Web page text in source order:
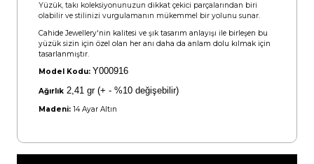
Yüzük, takı koleksiyonunuzun dikkat çekici parçalarından biri
olabilir ve stilinizi vurgulamanın mükemmel bir yolunu sunar.
Cahide Jewellery'nin kalitesi ve şık tasarım anlayışı ile birleşen bu
yüzük sizin için özel olan her anı daha da anlam dolu kılmak için
tasarlanmıştır.
Model Kodu: Y000916
Ağırlık 2,41 gr (+ - %10 değişebilir)
Madeni: 14 Ayar Altın